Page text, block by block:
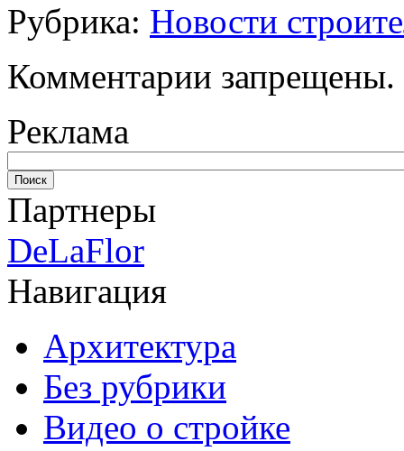
Рубрика: Новости
Комментарии запрещены.
Реклама
Партнеры
DeLaFlor
Навигация
Архитектура
Без рубрики
Видео о стройке